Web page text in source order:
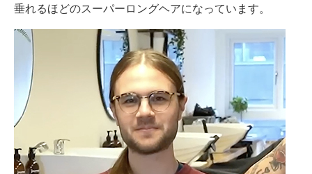
垂れるほどのスーパーロングヘアになっています。